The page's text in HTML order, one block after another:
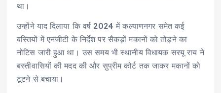
था।
उन्होंने याद दिलाया कि वर्ष 2024 में कल्याणनगर समेत कई
बस्तियों में एनजीटी के निर्देश पर सैकड़ों मकानों को तोड़ने का
नोटिस जारी हुआ था। उस समय भी स्थानीय विधायक सरयू राय ने
बस्तीवासियों की मदद की और सुप्रीम कोर्ट तक जाकर मकानों को
टूटने से बचाया।